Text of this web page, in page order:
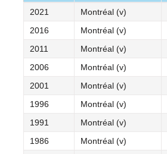
2021 Montréal (v)
2016
Montréal (v)
2011
Montréal (v)
2006
Montréal (v)
2001
Montréal (v)
1996
Montréal (v)
1991
Montréal (v)
1986
Montréal (v)